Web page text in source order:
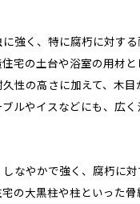
強く、特に腐朽に対す
宅の土台や浴室の用材
性の高さに加えて、木目
ルやイスなどにも、広く
なやかで強く、腐朽に
の大黒柱や柱といった